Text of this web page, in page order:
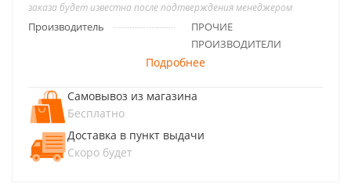
заказа будет известна после подтверждения менеджером
Производитель
ПРОЧИЕ
ПРОИЗВОДИТЕЛИ
Подробнее
Самовывоз из магазина
Бесплатно
Доставка в пункт выдачи
Скоро будет